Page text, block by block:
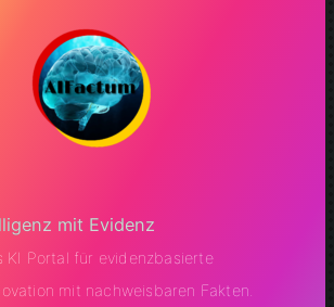
mit Evidenz
KI Portal für evidenzbasierte
mit nachweisbaren Fakten.